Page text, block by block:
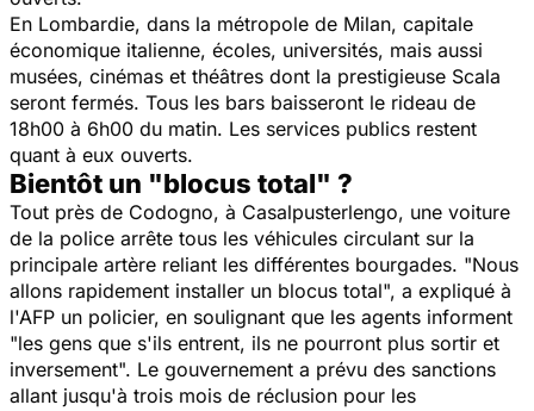
En Lombardie, dans la métropole de Milan, capitale
économique italienne, écoles, universités, mais aussi
musées, cinémas et théâtres dont la prestigieuse Scala
seront fermés. Tous les bars baisseront le rideau de
18h00 à 6h00 du matin. Les services publics restent
quant à eux ouverts.
Bientôt un "blocus total" ?
Tout près de Codogno, à Casalpusterlengo, une voiture
de la police arrête tous les véhicules circulant sur la
principale artère reliant les différentes bourgades. "Nous
allons rapidement installer un blocus total", a expliqué à
l'AFP un policier, en soulignant que les agents informent
"les gens que s'ils entrent, ils ne pourront plus sortir et
inversement". Le gouvernement a prévu des sanctions
allant jusqu'à trois mois de réclusion pour les